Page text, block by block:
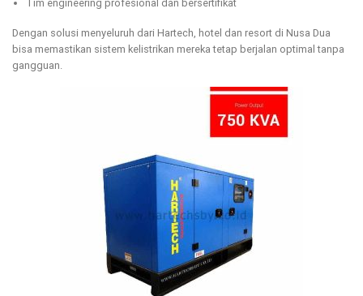
Tim engineering profesional dan bersertifikat
Dengan solusi menyeluruh dari Hartech, hotel dan resort di Nusa Dua
bisa memastikan sistem kelistrikan mereka tetap berjalan optimal tanpa
gangguan.